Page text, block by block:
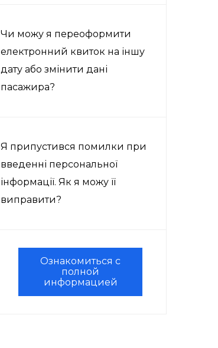
Чи можу я переоформити
електронний квиток на іншу
дату або змінити дані
пасажира?
Я припустився помилки при
введенні персональної
інформації. Як я можу її
виправити?
Ознакомиться с
полной
информацией